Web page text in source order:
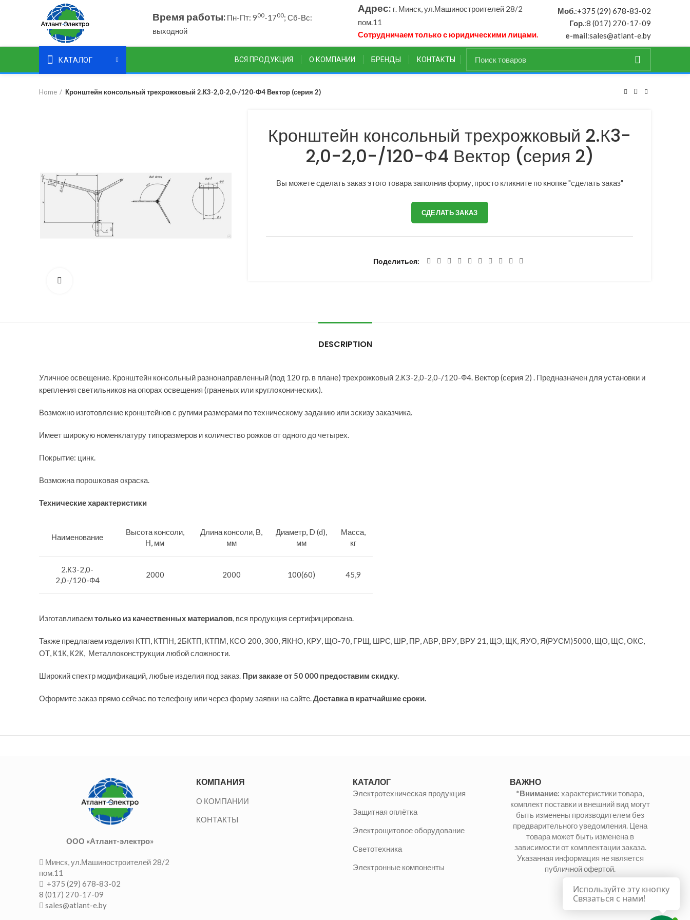
Время работы:Пн-Пт: 900-1700; Сб-Вс:
выходной
Адрес: г. Минск, ул.Машиностроителей 28/2
пом.11
Сотрудничаем только с юридическими лицами.
Моб.:+375 (29) 678-83-02
Гор.:8 (017) 270-17-09
e-mail:sales@atlant-e.by
КАТАЛОГ ВСЯ ПРОДУКЦИЯ О КОМПАНИИ БРЕНДЫ КОНТАКТЫ
Home Кронштейн консольный трехрожковый 2.К3-2,0-2,0-/120-Ф4 Вектор (серия 2)
Кронштейн консольный трехрожковый 2.К3-
2,0-2,0-/120-Ф4 Вектор (серия 2)
Вы можете сделать заказ этого товара заполнив форму, просто кликните по кнопке "сделать заказ"
СДЕЛАТЬ ЗАКАЗ
Поделиться
DESCRIPTION
Уличное освещение. Кронштейн консольный разнонаправленный (под 120 гр. в плане) трехрожковый 2.К3-2,0-2,0-/120-Ф4. Вектор (серия 2) . Предназначен для установки и
крепления светильников на опорах освещения (граненых или круглоконических).
Возможно изготовление кронштейнов с ругими размерами по техническому заданию или эскизу заказчика.
Имеет широкую номенклатуру типоразмеров и количество рожков от одного до четырех.
Покрытие: цинк.
Возможна порошковая окраска.
Технические характеристики
Наименование
Высота консоли,
Н, мм
Длина консоли, В,
мм
Диаметр, D (d),
мм
Масса,
кг
2.К3-2,0-
2,0-/120-Ф4
2000 2000 100(60) 45,9
Изготавливаемтолько из качественных материалов, вся продукция сертифицирована.
Также предлагаем изделия КТП, КТПН, 2БКТП, КТПМ, КСО 200, 300, ЯКНО, КРУ, ЩО-70, ГРЩ, ШРС, ШР, ПР, АВР, ВРУ, ВРУ 21, ЩЭ, ЩК, ЯУО, Я(РУСМ)5000, ЩО, ЩС, ОКС,
ОТ, К1К, К2К, Металлоконструкции любой сложности.
Широкий спектр модификаций, любые изделия под заказ. При заказе от 50 000 предоставим скидку.
Оформите заказ прямо сейчас по телефону или через форму заявки на сайте.Доставка в кратчайшие сроки.
ООО «Атлант-электро»
Минск, ул.Машиностроителей 28/2
пом.11
+375 (29) 678-83-02
8 (017) 270-17-09
sales@atlant-e.by
КОМПАНИЯ
О КОМПАНИИ
КОНТАКТЫ
КАТАЛОГ
Электротехническая продукция
Защитная оплётка
Электрощитовое оборудование
Светотехника
Электронные компоненты
ВАЖНО
*Внимание: характеристики товара,
комплект поставки и внешний вид могут
быть изменены производителем без
предварительного уведомления. Цена
товара может быть изменена в
зависимости от комплектации заказа.
Указанная информация не является
публичной офертой.
Используйте эту кнопку
Связаться с нами!